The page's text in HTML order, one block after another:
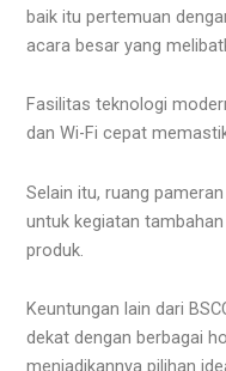
baik itu pertemuan
acara besar yang
Fasilitas teknologi
dan Wi-Fi cepat
Selain itu, ruang
untuk kegiatan
produk.
Keuntungan lain dari
dekat dengan berbagai
menjadikannya pilihan